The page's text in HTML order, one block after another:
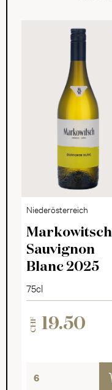
Niederösterreich
Markowitsch
Sauvignon
Blanc 2025
75cl
CHF 19.50